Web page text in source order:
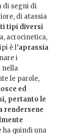
di segni di
di atassia
tipi diversi
acrocinetica,
è l’aprassia
i
nella
le parole,
ed
pertanto le
rendersene
ha quindi una